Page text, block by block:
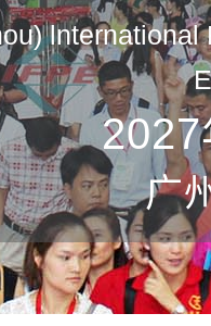
lnternational
广